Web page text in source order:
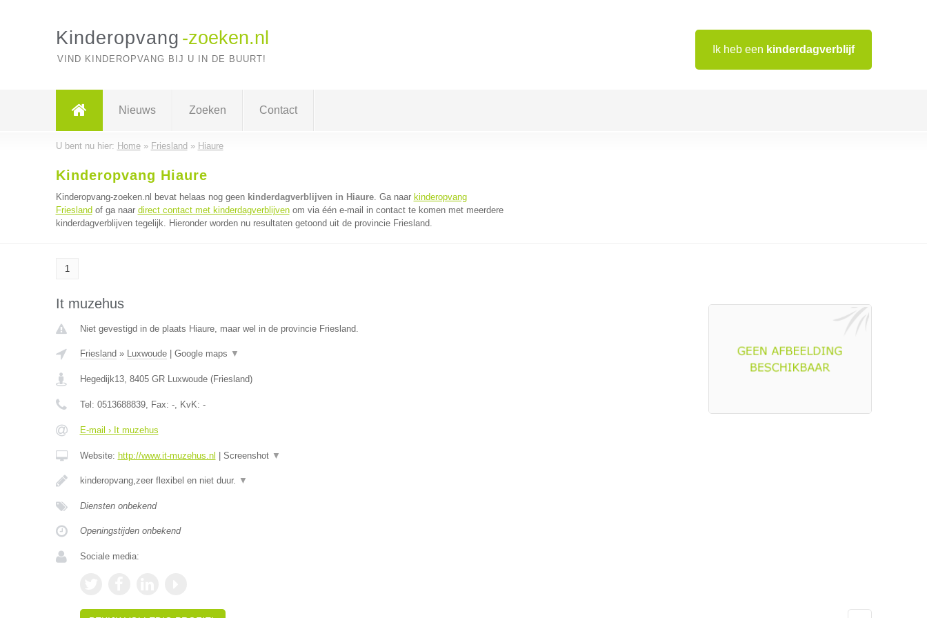
Ik heb een kinderdagverblijf
Kinderopvang -zoeken.nl
VIND KINDEROPVANG BIJ U IN DE BUURT!
Nieuws Zoeken Contact
U bent nu hier: Home» Friesland » Hiaure
Kinderopvang Hiaure
Kinderopvang-zoeken.nl bevat helaas nog geen kinderdagverblijven in Hiaure. Ga naar kinderopvang
Friesland of ga naar direct contact met kinderdagverblijvenom via één e-mail in contact te komen met meerdere
kinderdagverblijven tegelijk. Hieronder worden nu resultaten getoond uit de provincie Friesland.
1
It muzehus
Niet gevestigd in de plaats Hiaure, maar wel in de provincie Friesland.
Friesland » Luxwoude| Google maps ▼
Hegedijk13, 8405 GR Luxwoude(Friesland)
Tel: 0513688839, Fax: -, KvK: -
E-mail › It muzehus
Website: http://www.it-muzehus.nl Screenshot ▼
kinderopvang,zeer flexibel en niet duur. ▼
Diensten onbekend
Openingstijden onbekend
Sociale media: